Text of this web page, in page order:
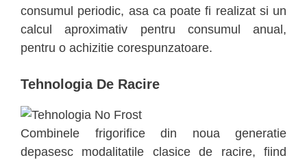
consumul periodic, asa ca poate fi realizat si un
calcul aproximativ pentru consumul anual,
pentru o achizitie corespunzatoare.
Tehnologia De Racire
Combinele frigorifice din noua generatie
depasesc modalitatile clasice de racire, fiind